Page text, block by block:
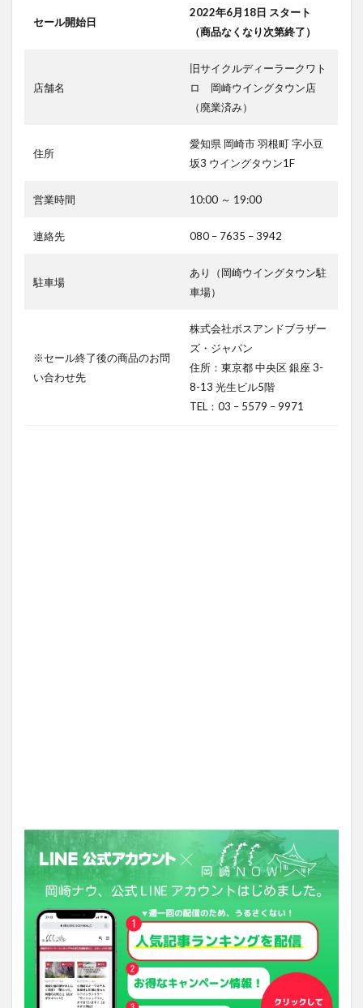
セール開始日
2022年6月18日 スタート
（商品なくなり次第終了）
店舗名
旧サイクルディーラークワト
ロ 岡崎ウイングタウン店
（廃業済み）
住所
愛知県 岡崎市 羽根町 字小豆
坂3 ウイングタウン1F
営業時間 10:00 ～ 19:00
連絡先 080 – 7635 – 3942
駐車場
あり（岡崎ウイングタウン駐
車場）
※セール終了後の商品のお問
い合わせ先
株式会社ボスアンドブラザー
ズ・ジャパン
住所：東京都 中央区 銀座 3-
8-13 光生ビル5階
TEL：03 – 5579 – 9971